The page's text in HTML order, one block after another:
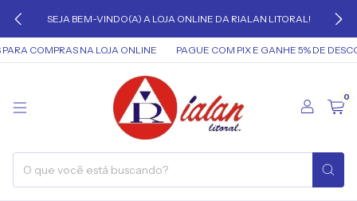
SEJA BEM-VINDO(A) A LOJA ONLINE DA RIALAN LITORAL!
COMPRAS NA LOJA ONLINE PAGUE COM PIX E GANHE 5% DE
0